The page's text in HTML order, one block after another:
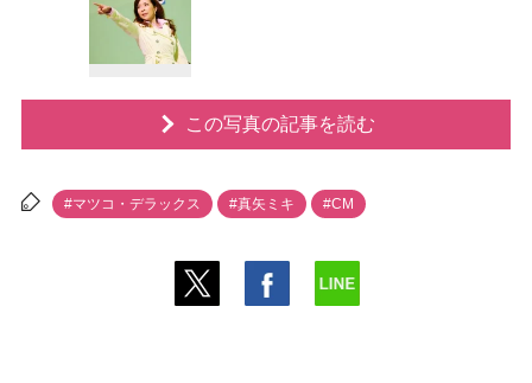
この写真の記事を読む
#マツコ・デラックス #真矢ミキ #CM